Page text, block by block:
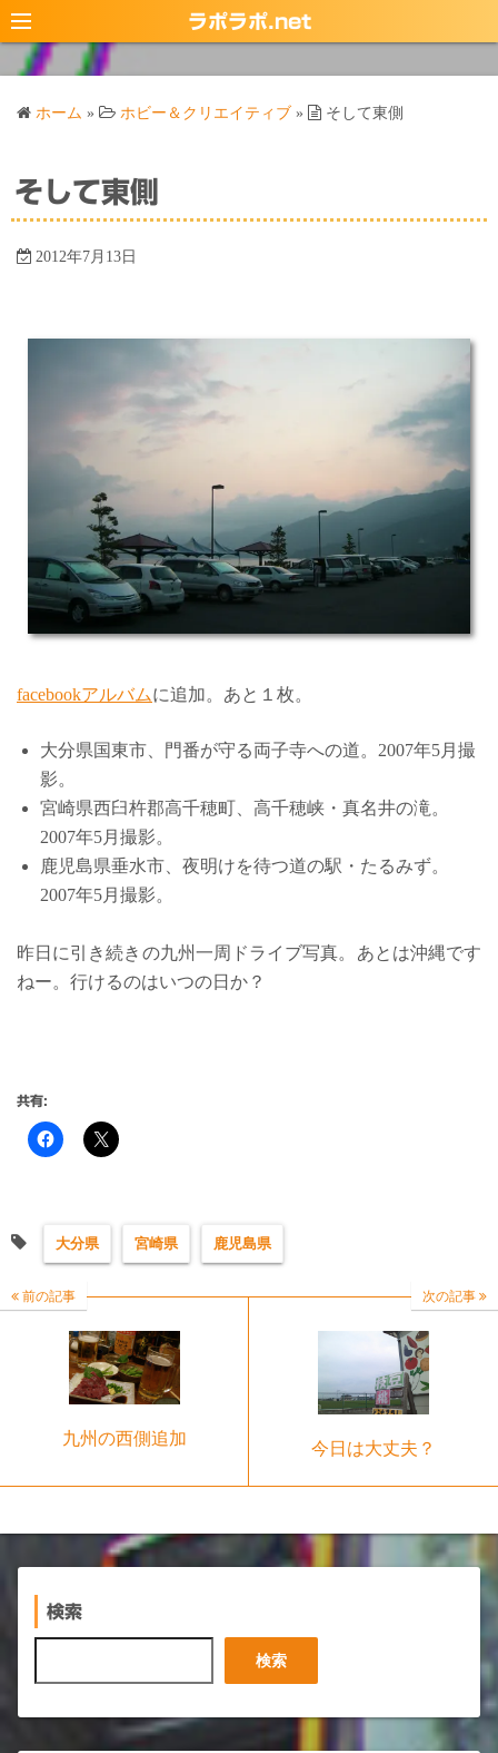
コ
ン
ス
キ
ラポラポ.net
ホーム » ホビー＆クリエイティブ » そして東側
そして東側
2012年7月13日
facebookアルバムに追加。あと１枚。
大分県国東市、門番が守る両子寺への道。2007年5月撮
影。
宮崎県西臼杵郡高千穂町、高千穂峡・真名井の滝。
2007年5月撮影。
鹿児島県垂水市、夜明けを待つ道の駅・たるみず。
2007年5月撮影。
昨日に引き続きの九州一周ドライブ写真。あとは沖縄です
ねー。行けるのはいつの日か？
共有:
大分県 宮崎県 鹿児島県
前の記事
九州の西側追加
次の記事
今日は大丈夫？
検索
索
検索